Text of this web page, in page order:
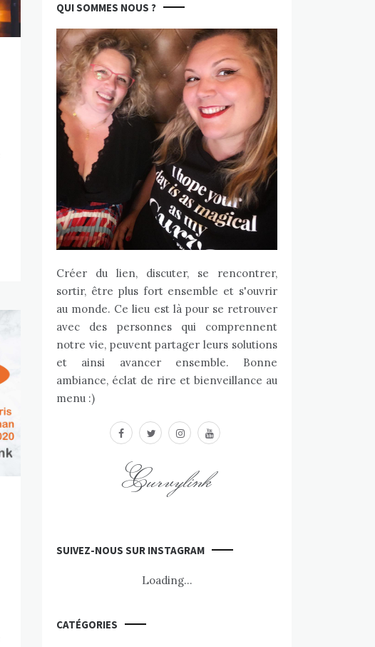
QUI SOMMES NOUS ?
Créer du lien, discuter, se rencontrer,
sortir, être plus fort ensemble et s'ouvrir
au monde. Ce lieu est là pour se retrouver
avec des personnes qui comprennent
notre vie, peuvent partager leurs solutions
et ainsi avancer ensemble. Bonne
ambiance, éclat de rire et bienveillance au
menu :)
facebooktwitterinstagram
youtube
Curvylink
SUIVEZ-NOUS SUR INSTAGRAM
Loading...
CATÉGORIES